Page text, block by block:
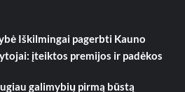
Iškilmingai pagerbti Kauno
įteiktos premijos ir padėkos
galimybių pirmą būstą